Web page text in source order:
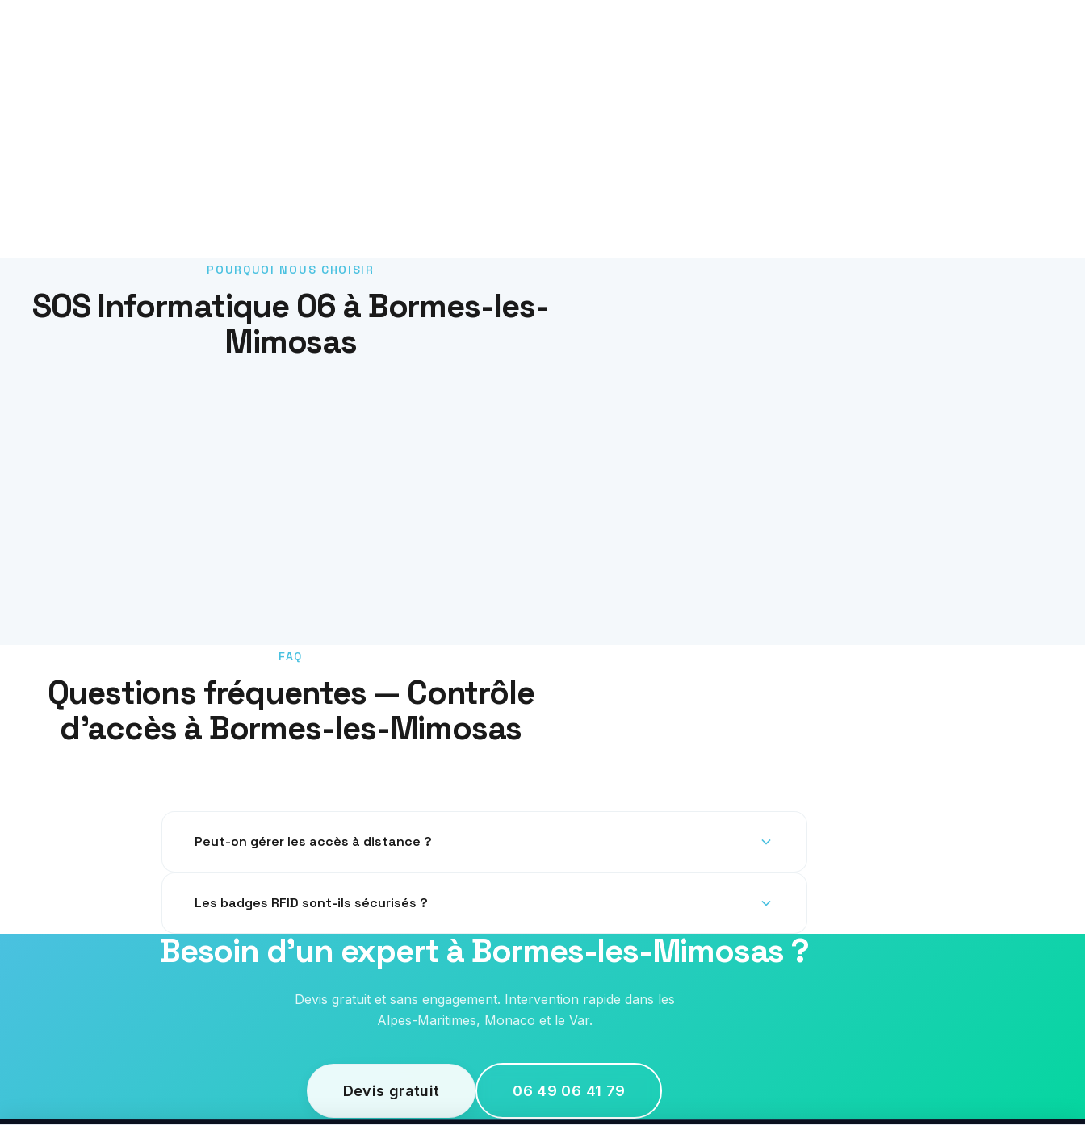
POURQUOI NOUS CHOISIR
SOS Informatique 06 à Bormes-les-
Mimosas
FAQ
Questions fréquentes — Contrôle
d'accès à Bormes-les-Mimosas
Peut-on gérer les accès à distance ?
Les badges RFID sont-ils sécurisés ?
Nous utilisons des technologies de chiffrement avancées (Mifare DESFire) résistantes au clonage.
Besoin d'un expert à Bormes-les-Mimosas ?
Devis gratuit et sans engagement. Intervention rapide dans les
Alpes-Maritimes, Monaco et le Var.
Devis gratuit 06 49 06 41 79